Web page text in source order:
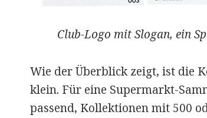
Club-Logo mit Slogan, ein
Wie der Überblick zeigt, ist die
klein. Für eine Supermarkt-
passend, Kollektionen mit 500